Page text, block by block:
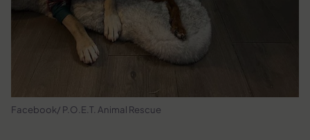
Facebook/ P.O.E.T. Animal Rescue